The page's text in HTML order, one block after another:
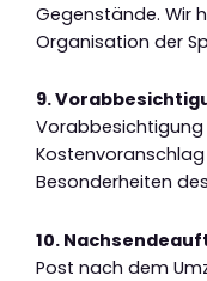
Gegenstände. Wir
Organisation der
9.
Vorabbesichtigung
Besonderheiten
10.
Post nach dem